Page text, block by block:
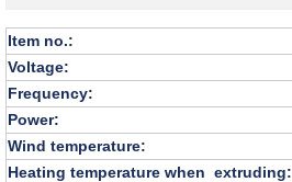
Item no.:
Voltage:
Frequency:
Power:
Wind temperature:
Heating temperature when extruding: